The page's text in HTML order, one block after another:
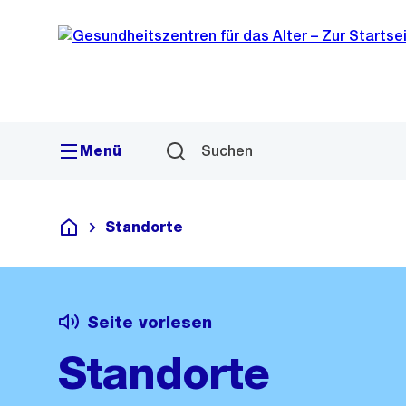
Navigation
Sprunglink
Menü Suchen
Gesundheitszentren für das Alter
Standorte
Seite vorlesen
Standorte